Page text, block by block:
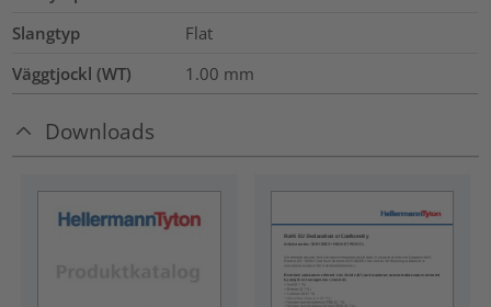
Slangtyp
Flat
Väggtjockl (WT)
1.00 mm
Downloads